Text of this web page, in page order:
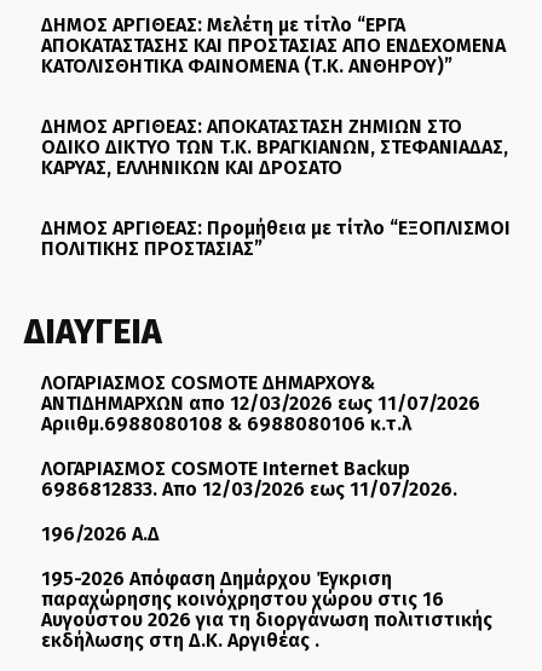
ΔΗΜΟΣ ΑΡΓΙΘΕΑΣ: Μελέτη με τίτλο “ΕΡΓΑ
ΑΠΟΚΑΤΑΣΤΑΣΗΣ ΚΑΙ ΠΡΟΣΤΑΣΙΑΣ ΑΠΟ ΕΝΔΕΧΟΜΕΝΑ
ΚΑΤΟΛΙΣΘΗΤΙΚΑ ΦΑΙΝΟΜΕΝΑ (Τ.Κ. ΑΝΘΗΡΟΥ)”
ΔΗΜΟΣ ΑΡΓΙΘΕΑΣ: ΑΠΟΚΑΤΑΣΤΑΣΗ ΖΗΜΙΩΝ ΣΤΟ
ΟΔΙΚΟ ΔΙΚΤΥΟ ΤΩΝ Τ.Κ. ΒΡΑΓΚΙΑΝΩΝ, ΣΤΕΦΑΝΙΑΔΑΣ,
ΚΑΡΥΑΣ, ΕΛΛΗΝΙΚΩΝ ΚΑΙ ΔΡΟΣΑΤΟ
ΔΗΜΟΣ ΑΡΓΙΘΕΑΣ: Προμήθεια με τίτλο “ΕΞΟΠΛΙΣΜΟΙ
ΠΟΛΙΤΙΚΗΣ ΠΡΟΣΤΑΣΙΑΣ”
ΔΙΑΥΓΕΙΑ
ΛΟΓΑΡΙΑΣΜΟΣ COSMOTE ΔΗΜΑΡΧΟΥ&
ΑΝΤΙΔΗΜΑΡΧΩΝ απο 12/03/2026 εως 11/07/2026
Αριιθμ.6988080108 & 6988080106 κ.τ.λ
ΛΟΓΑΡΙΑΣΜΟΣ COSMOTE Internet Backup
6986812833. Απο 12/03/2026 εως 11/07/2026.
196/2026 Α.Δ
195-2026 Απόφαση Δημάρχου Έγκριση
παραχώρησης κοινόχρηστου χώρου στις 16
Αυγούστου 2026 για τη διοργάνωση πολιτιστικής
εκδήλωσης στη Δ.Κ. Αργιθέας .